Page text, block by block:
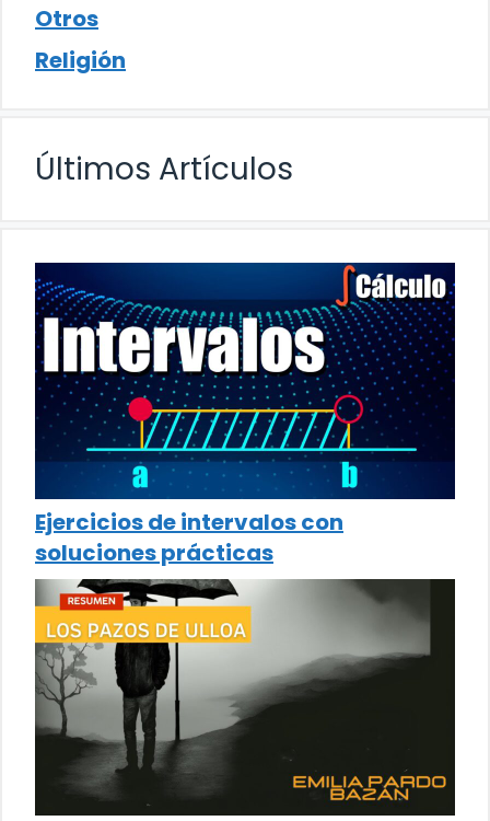
Otros
Religión
Últimos Artículos
Ejercicios de intervalos con
soluciones prácticas